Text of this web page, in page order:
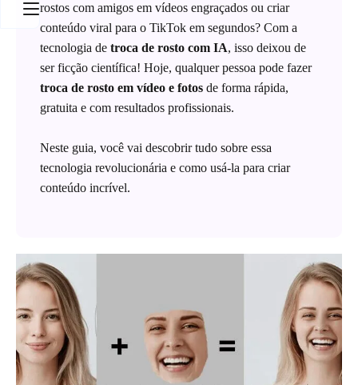
rostos com amigos em vídeos engraçados ou criar
conteúdo viral para o TikTok em segundos? Com a
tecnologia de troca de rosto com IA, isso deixou de
ser ficção científica! Hoje, qualquer pessoa pode fazer
troca de rosto em vídeo e fotos de forma rápida,
gratuita e com resultados profissionais.
Neste guia, você vai descobrir tudo sobre essa
tecnologia revolucionária e como usá-la para criar
conteúdo incrível.